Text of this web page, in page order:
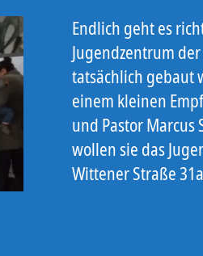
Endlich geht es
Jugendzentrum
tatsächlich gebaut
einem kleinen
und Pastor Marcus
wollen sie das
Wittener Straße